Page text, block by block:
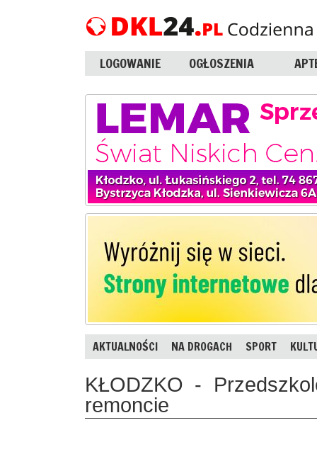
LOGOWANIE OGŁOSZENIA
AKTUALNOŚCI NA DROGACH SPORT
KŁODZKO -
remoncie